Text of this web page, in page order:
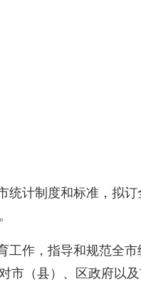
计制度和标准，拟订
作，指导和规范全市
（县）、区政府以